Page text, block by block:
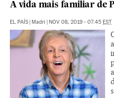
A vida mais familiar de
EL PAÍS Madri NOV 08, 2019 - 07:45 EST